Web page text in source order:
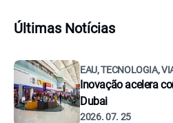
Últimas Notícias
EAU, TECNOLOGIA,
Inovação acelera
Dubai
2026. 07. 25